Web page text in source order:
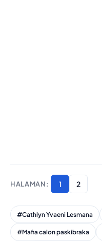
1 2
#Cathlyn Yvaeni Lesmana
#Mafia calon paskibraka